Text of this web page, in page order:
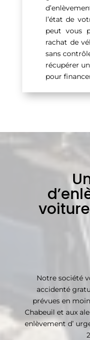
l’état de
peut vous
rachat de
sans
récupérer
pour
Notre société
accidenté
prévues en
Chabeuil et aux
enlèvement d’